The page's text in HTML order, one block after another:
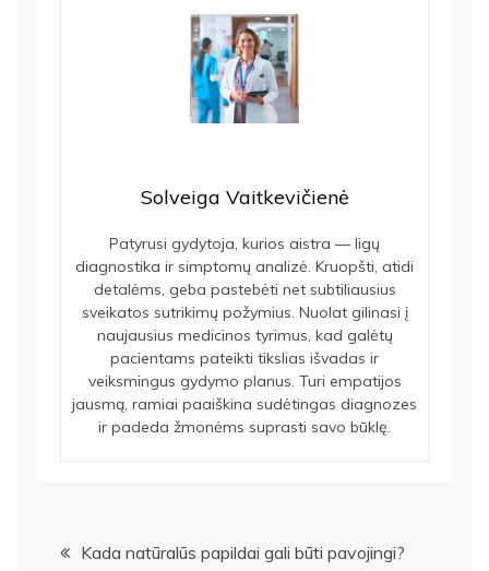
Solveiga Vaitkevičienė
Patyrusi gydytoja, kurios aistra — ligų
diagnostika ir simptomų analizė. Kruopšti, atidi
detalėms, geba pastebėti net subtiliausius
sveikatos sutrikimų požymius. Nuolat gilinasi į
naujausius medicinos tyrimus, kad galėtų
pacientams pateikti tikslias išvadas ir
veiksmingus gydymo planus. Turi empatijos
jausmą, ramiai paaiškina sudėtingas diagnozes
ir padeda žmonėms suprasti savo būklę.
Navigacija
Kada natūralūs papildai gali būti pavojingi?